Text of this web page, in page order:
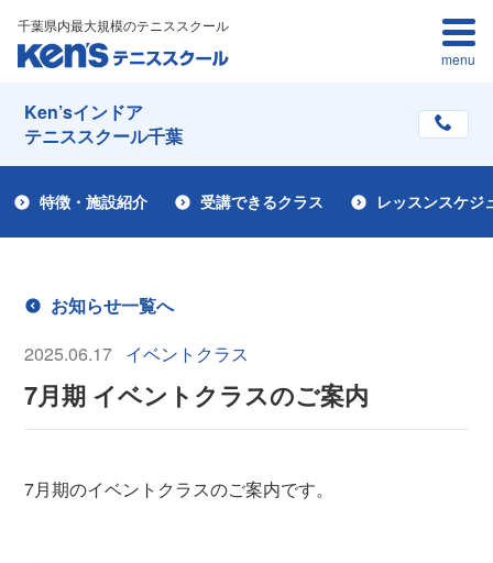
千葉県内最大規模のテニススクール
menu
Ken’sインドア
テニススクール千葉
特徴・施設紹介 受講できるクラス レッスンスケジ
お知らせ一覧へ
2025.06.17 イベントクラス
7月期 イベントクラスのご案内
7月期のイベントクラスのご案内です。